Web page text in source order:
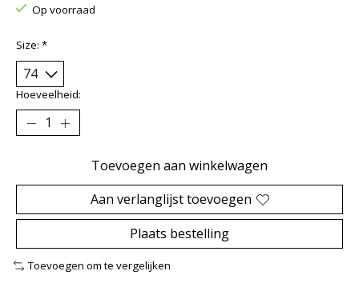
Op voorraad
Size: *
Hoeveelheid:
Toevoegen aan winkelwagen
Aan verlanglijst toevoegen
Plaats bestelling
Toevoegen om te vergelijken